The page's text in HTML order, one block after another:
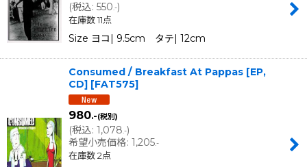
(税込: 550.-)
在庫数 11点
Size ヨコ| 9.5cm タテ| 12cm
Consumed / Breakfast At Pappas [EP,
CD] [FAT575]
980.-(税別)
(税込: 1,078.-)
希望小売価格: 1,205.-
在庫数 2点